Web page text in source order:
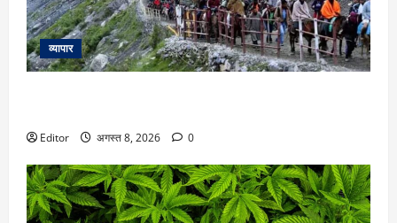
व्यापार
Editor अगस्त 8, 2026 0